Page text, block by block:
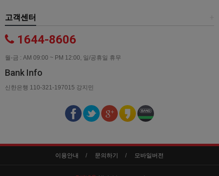
고객센터
1644-8606
월-금 : AM 09:00 ~ PM 12:00, 일/공휴일 휴무
Bank Info
신한은행 110-321-197015 강지민
이용안내 문의하기 모바일버전